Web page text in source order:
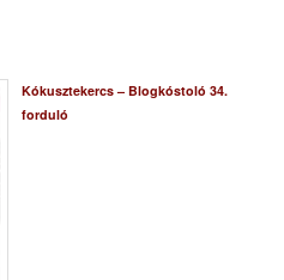
Kókusztekercs – Blogkóstoló 34.
forduló